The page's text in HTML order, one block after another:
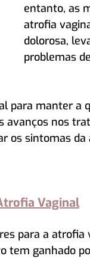
entanto, as
atrofia
dolorosa,
problemas
para manter a
avanços nos
os sintomas
Vaginal
para a atrofia
tem ganhado